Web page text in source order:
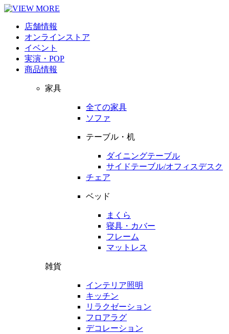
店舗情報
オンラインストア
イベント
実演・POP
商品情報
家具
全ての家具
ソファ
テーブル・机
ダイニングテーブル
サイドテーブル/オフィスデスク
チェア
ベッド
まくら
寝具・カバー
フレーム
マットレス
雑貨
インテリア照明
キッチン
リラクゼーション
フロアラグ
デコレーション